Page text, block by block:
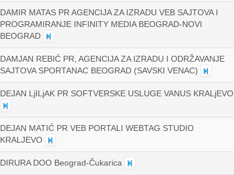
DAMIR MATAS PR AGENCIJA ZA IZRADU VEB SAJTOVA I
PROGRAMIRANJE INFINITY MEDIA BEOGRAD-NOVI
BEOGRAD
DAMJAN REBIĆ PR, AGENCIJA ZA IZRADU I ODRŽAVANJE
SAJTOVA SPORTANAC BEOGRAD (SAVSKI VENAC)
DEJAN LjILjAK PR SOFTVERSKE USLUGE VANUS KRALjEVO
DEJAN MATIĆ PR VEB PORTALI WEBTAG STUDIO
KRALJEVO
DIRURA DOO Beograd-Čukarica